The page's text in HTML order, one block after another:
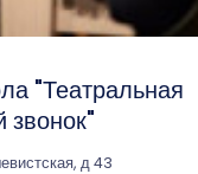
"Театральная
звонок"
д 43